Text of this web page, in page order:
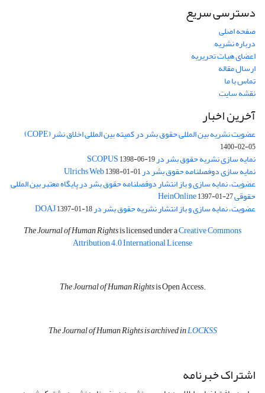
دسترسی سریع
صفحه اصلی
درباره نشریه
اعضای هیات تحریریه
ارسال مقاله
تماس با ما
نقشه سایت
آخرین اخبار
عضویت نشریه بین المللی حقوق بشر در کمیته بین المللی اخلاق نشر (COPE)
1400-02-05
نمایه سازی نشریه حقوق بشر در SCOPUS1398-06-19
نمایه سازی دوفصلنامه حقوق بشر در Ulrichs Web1398-01-01
عضویت، نمایه سازی و باز انتشار دوفصلنامه حقوق بشر در پایگاه معتبر بین المللی
حقوقی HeinOnline1397-01-27
عضویت، نمایه سازی و باز انتشار نشریه حقوق بشر در DOAJ1397-01-18
The Journal of Human Rightsis licensed under aCreative Commons
Attribution 4.0 International License
The Journal of Human Rightsis Open Access.
The Journal of Human Rights is archived inLOCKSS
اشتراک خبرنامه